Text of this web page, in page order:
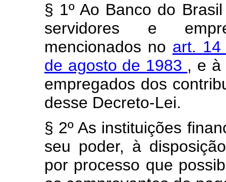
§ 1º Ao Banco do
servidores e
mencionados no art. 14
de agosto de 1983 , e à
empregados dos
desse Decreto-Lei.
§ 2º As instituições
seu poder, à
por processo que